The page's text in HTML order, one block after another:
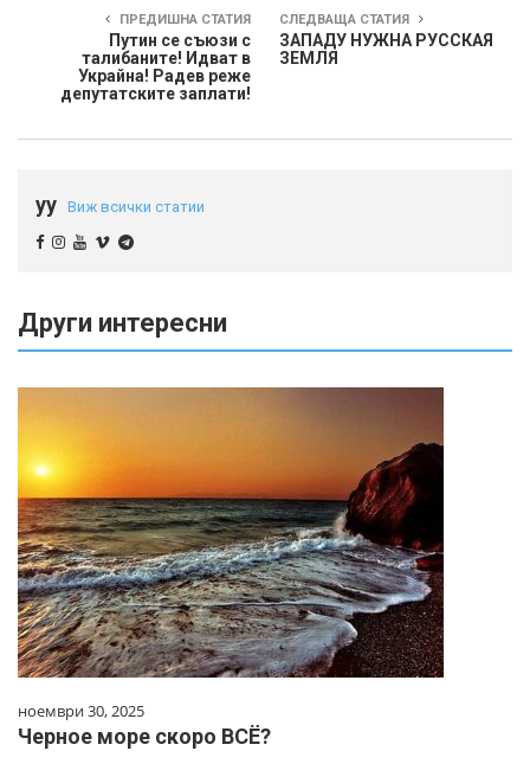
ПРЕДИШНА СТАТИЯ
Путин се съюзи с
талибаните! Идват в
Украйна! Радев реже
депутатските заплати!
СЛЕДВАЩА СТАТИЯ
ЗАПАДУ НУЖНА РУССКАЯ
ЗЕМЛЯ
yy Виж всички статии
Други интересни
ноември 30, 2025
Черное море скоро ВСЁ?